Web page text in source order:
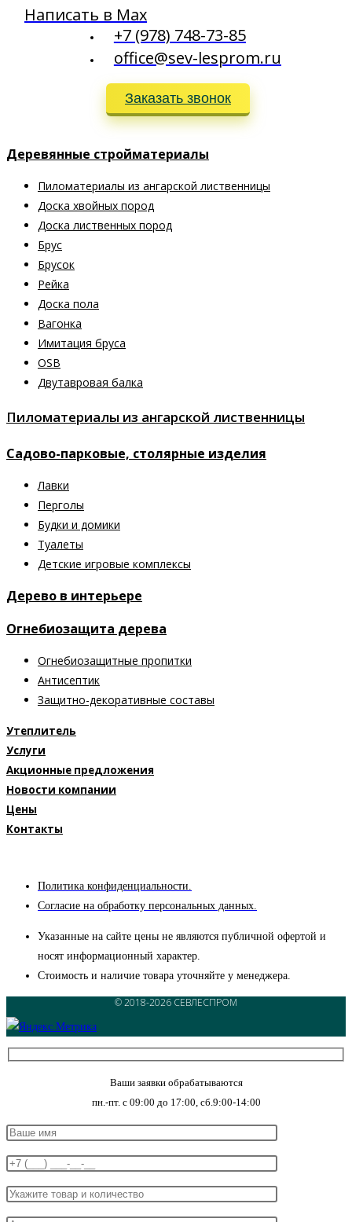
Написать в Max
+7 (978) 748-73-85
office@sev-lesprom.ru
Заказать звонок
Деревянные стройматериалы
Пиломатериалы из ангарской лиственницы
Доска хвойных пород
Доска лиственных пород
Брус
Брусок
Рейка
Доска пола
Вагонка
Имитация бруса
OSB
Двутавровая балка
Пиломатериалы из ангарской лиственницы
Садово-парковые, столярные изделия
Лавки
Перголы
Будки и домики
Туалеты
Детские игровые комплексы
Дерево в интерьере
Огнебиозащита дерева
Огнебиозащитные пропитки
Антисептик
Защитно-декоративные составы
Утеплитель
Услуги
Акционные предложения
Новости компании
Цены
Контакты
Политика конфиденциальности.
Согласие на обработку персональных данных.
Указанные на сайте цены не являются публичной офертой и
носят информационный характер.
Стоимость и наличие товара уточняйте у менеджера.
© 2018-2026 СЕВЛЕСПРОМ
Ваши заявки обрабатываются
пн.-пт. с 09:00 до 17:00, сб.9:00-14:00